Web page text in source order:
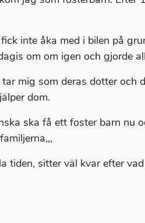
inte åka med i bilen på
om om igen och gjorde
mig som deras dotter och
dom.
ska få ett foster barn nu
tiden, sitter väl kvar efter